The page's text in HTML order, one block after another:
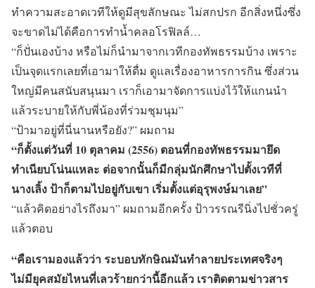
ทำความสะอาดเวทีให้ดูมีสุขลักษณะ ไม่สกปรก อีกสิ่งหนึ่งซึ่ง
จะขาดไม่ได้คือการทำน้ำคลอโรฟิลล์…
“ก็ปั่นเองบ้าง หรือไม่ก็นำมาจากเวทีกองทัพธรรมบ้าง เพราะ
เป็นจุดแรกเลยที่เอามาให้ดื่ม ดูแลเรื่องอาหารการกิน ซึ่งส่วน
ใหญ่มีคนสนับสนุนมา เราก็เอามาจัดการแบ่งไว้ให้แกนนำ
แล้วระบายให้กับพี่น้องที่ร่วมชุมนุม”
“ป้ามาอยู่ที่นี่นานหรือยัง?” ผมถาม
“ก็ตั้งแต่วันที่ 10 ตุลาคม (2556) ตอนที่กองทัพธรรมมายึด
ทำเนียบโน่นแหละ ต่อจากนั้นก็มีกลุ่มนักศึกษาไปตั้งเวทีที่
นางเลิ้ง ป้าก็ตามไปอยู่กับเขา เริ่มตั้งแต่อุรุพงษ์มาเลย”
“แล้วคิดอย่างไรถึงมา” ผมถามอีกครั้ง ป้าวรรณรีนิ่งไปชั่วครู่
แล้วตอบ
“คือเรามองแล้วว่า ระบอบทักษิณมันทำลายประเทศจริงๆ
ไม่มียุคสมัยไหนที่เลวร้ายกว่านี้อีกแล้ว เราติดตามข่าวสาร